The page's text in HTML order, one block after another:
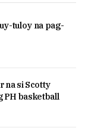
tuloy na pag-
na si Scotty
PH basketball